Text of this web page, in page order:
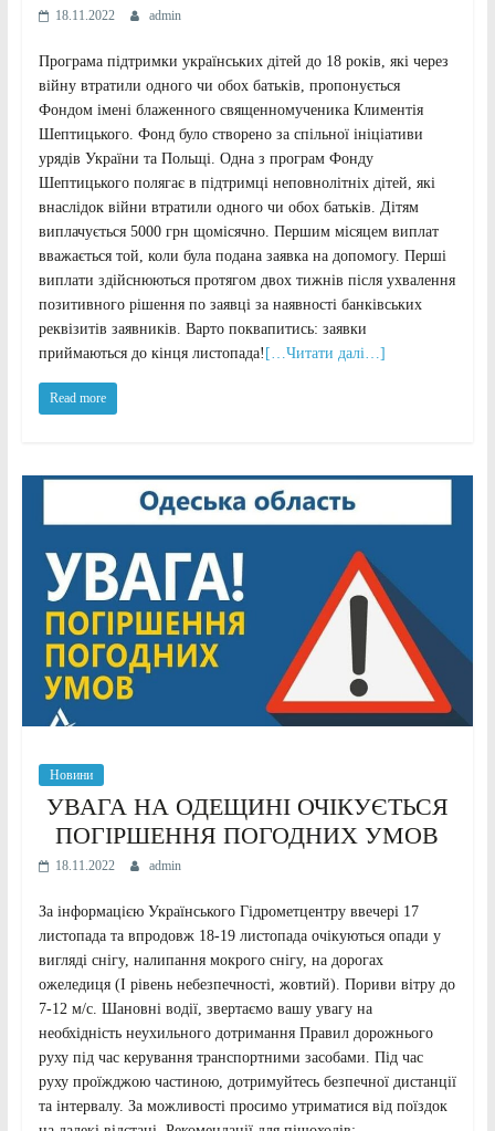
18.11.2022 admin
Програма підтримки українських дітей до 18 років, які через
війну втратили одного чи обох батьків, пропонується
Фондом імені блаженного священномученика Климентія
Шептицького. Фонд було створено за спільної ініціативи
урядів України та Польщі. Одна з програм Фонду
Шептицького полягає в підтримці неповнолітніх дітей, які
внаслідок війни втратили одного чи обох батьків. Дітям
виплачується 5000 грн щомісячно. Першим місяцем виплат
вважається той, коли була подана заявка на допомогу. Перші
виплати здійснюються протягом двох тижнів після ухвалення
позитивного рішення по заявці за наявності банківських
реквізитів заявників. Варто поквапитись: заявки
приймаються до кінця листопада! […Читати далі…]
Read more
Новини
УВАГА НА ОДЕЩИНІ ОЧІКУЄТЬСЯ
ПОГІРШЕННЯ ПОГОДНИХ УМОВ
18.11.2022 admin
За інформацією Українського Гідрометцентру ввечері 17
листопада та впродовж 18-19 листопада очікуються опади у
вигляді снігу, налипання мокрого снігу, на дорогах
ожеледиця (I рівень небезпечності, жовтий). Пориви вітру до
7-12 м/с. Шановні водії, звертаємо вашу увагу на
необхідність неухильного дотримання Правил дорожнього
руху під час керування транспортними засобами. Під час
руху проїжджою частиною, дотримуйтесь безпечної дистанції
та інтервалу. За можливості просимо утриматися від поїздок